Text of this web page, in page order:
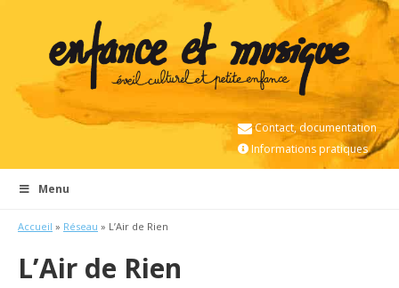
Contact, documentation
Informations pratiques
Menu
Accueil » Réseau » L’Air de Rien
L’Air de Rien